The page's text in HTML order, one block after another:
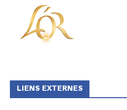
LIENS EXTERNES